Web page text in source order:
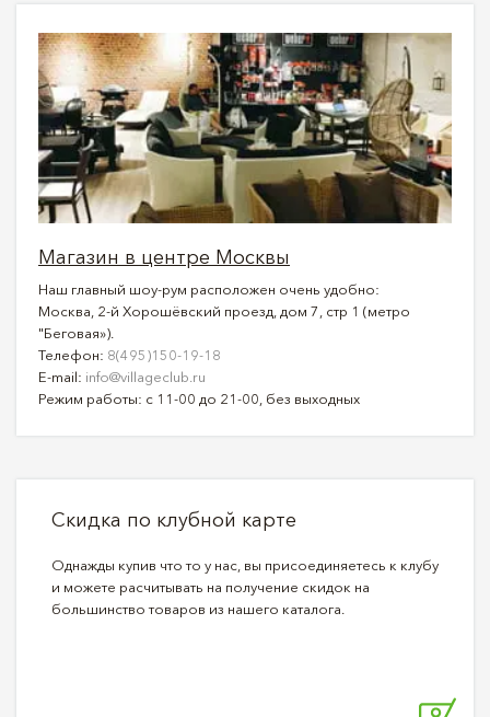
Магазин в центре Москвы
Наш главный шоу-рум расположен очень удобно:
Москва, 2-й Хорошёвский проезд, дом 7, стр 1 (метро
"Беговая»).
Телефон: 8(495)150-19-18
E-mail: info@villageclub.ru
Режим работы: с 11-00 до 21-00, без выходных
Скидка по клубной карте
Однажды купив что то у нас, вы присоединяетесь к клубу
и можете расчитывать на получение скидок на
большинство товаров из нашего каталога.